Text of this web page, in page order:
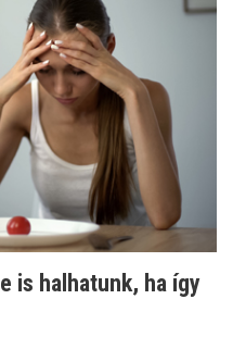
is halhatunk, ha így